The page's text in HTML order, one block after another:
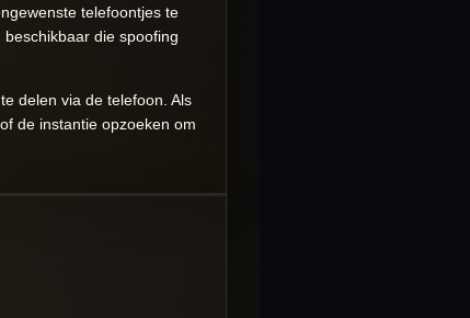
telefoontjes te
die spoofing
delen via de telefoon. Als
de instantie opzoeken om